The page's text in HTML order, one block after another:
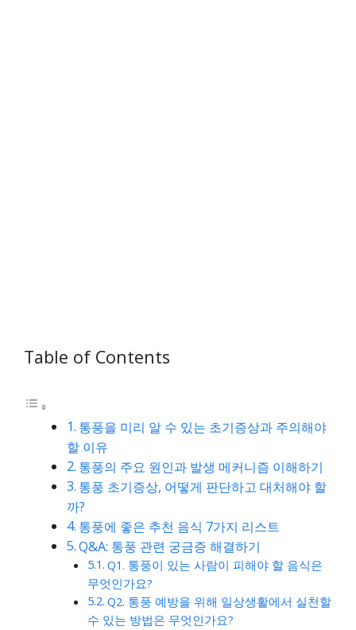
Table of Contents
통풍을 미리 알 수 있는 초기증상과 주의해야
할 이유
통풍의 주요 원인과 발생 메커니즘 이해하기
통풍 초기증상, 어떻게 판단하고 대처해야 할
까?
통풍에 좋은 추천 음식 7가지 리스트
Q&A: 통풍 관련 궁금증 해결하기
Q1. 통풍이 있는 사람이 피해야 할 음식은
무엇인가요?
Q2. 통풍 예방을 위해 일상생활에서 실천할
수 있는 방법은 무엇인가요?